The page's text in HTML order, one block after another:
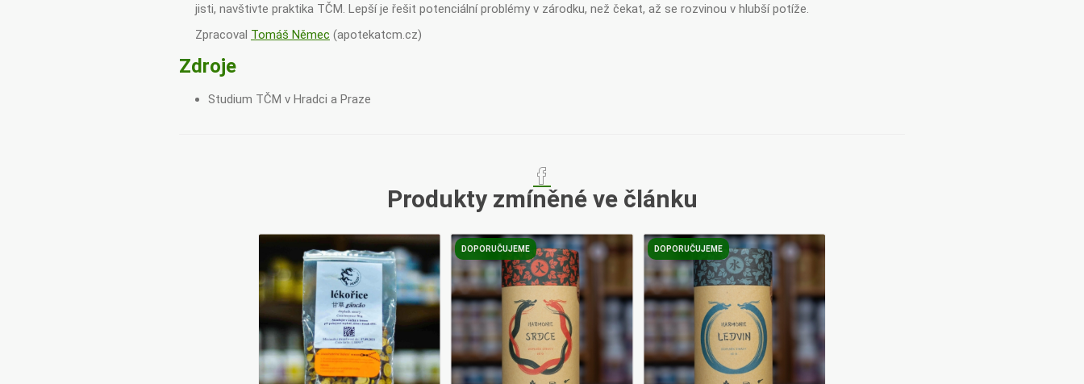
jisti, navštivte praktika TČM. Lepší je řešit potenciální problémy v zárodku, než čekat, až se rozvinou v hlubší potíže.
Zpracoval Tomáš Němec (apotekatcm.cz)
Zdroje
Studium TČM v Hradci a Praze
Produkty zmíněné ve článku
DOPORUČUJEME DOPORUČUJEME